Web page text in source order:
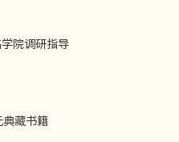
院调研指导
藏书籍